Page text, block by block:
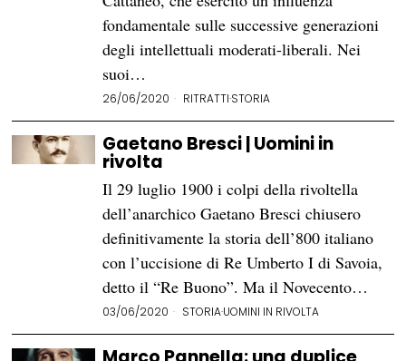
fondamentale sulle successive generazioni
degli intellettuali moderati-liberali. Nei
suoi…
26/06/2020 RITRATTI·STORIA
Gaetano Bresci | Uomini in
rivolta
Il 29 luglio 1900 i colpi della rivoltella
dell’anarchico Gaetano Bresci chiusero
definitivamente la storia dell’800 italiano
con l’uccisione di Re Umberto I di Savoia,
detto il “Re Buono”. Ma il Novecento…
03/06/2020 STORIA·UOMINI IN RIVOLTA